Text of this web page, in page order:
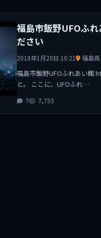
福島市飯野UFOふ
ださい
2018年1月20日 10:21 福島県
福島市飯野UFOふれあい館
と。 ここに、UFOふれ…
7 7,755